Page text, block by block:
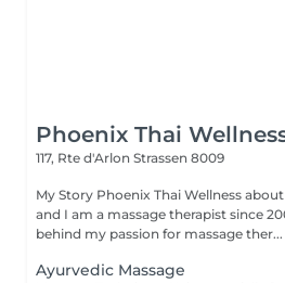
Phoenix Thai
117, Rte d'Arlon Strassen 8009
My Story Phoenix Thai Wellness
and I am a massage therapist since
behind my passion for massage ther...
Ayurvedic Massage